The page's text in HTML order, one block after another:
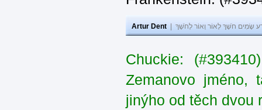
Artur Dent שָׂמִים חֹשֶׁךְ לְאוֹר וְאוֹר לְחֹשֶׁךְ
Chuckie:
Zemanovo jméno,
jinýho od těch dvou